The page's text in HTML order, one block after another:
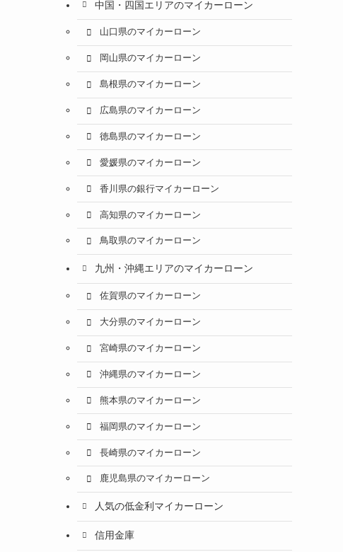
中国・四国エリアのマイカーローン
山口県のマイカーローン
岡山県のマイカーローン
島根県のマイカーローン
広島県のマイカーローン
徳島県のマイカーローン
愛媛県のマイカーローン
香川県の銀行マイカーローン
高知県のマイカーローン
鳥取県のマイカーローン
九州・沖縄エリアのマイカーローン
佐賀県のマイカーローン
大分県のマイカーローン
宮崎県のマイカーローン
沖縄県のマイカーローン
熊本県のマイカーローン
福岡県のマイカーローン
長崎県のマイカーローン
鹿児島県のマイカーローン
人気の低金利マイカーローン
信用金庫